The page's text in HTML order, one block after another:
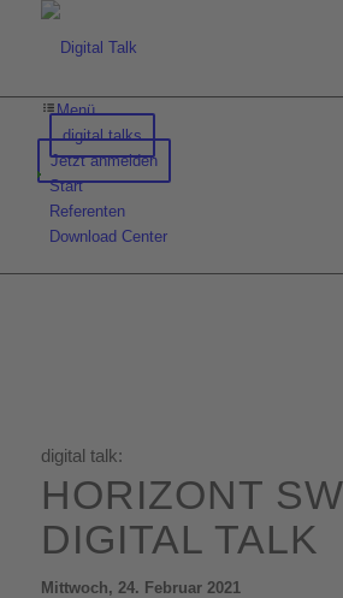
Menü
digital talks
Jetzt anmelden
Start
Referenten
Download Center
digital talk:
HORIZONT
DIGITAL TALK
Mittwoch, 24. Februar 2021